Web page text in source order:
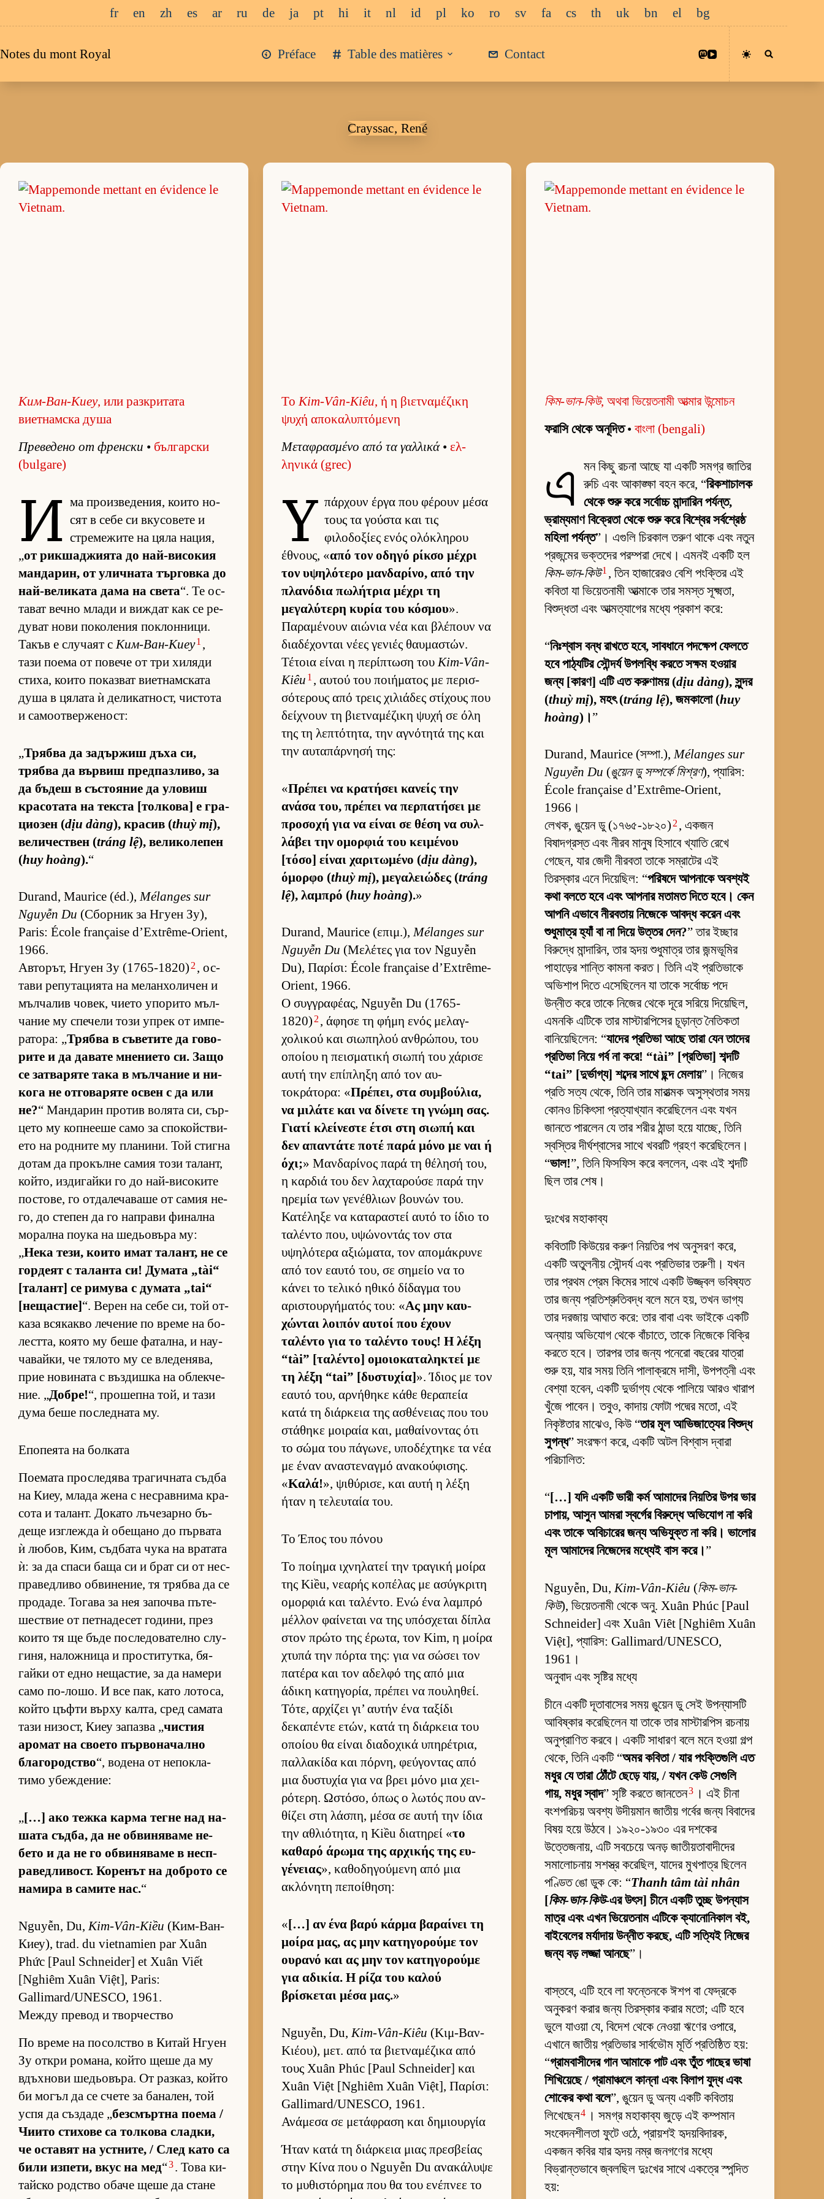
au
fr en zh es ar ru de ja pt hi it nl id pl ko ro sv fa cs th uk bn el bg
Notes du mont Royal Préface Table des matières Contact
Crayssac‚ René
Ким-Ван-Киеу, или разкритата
виетнамска душа
Пре­ве­дено от френ­ски • бъл­гар­ски
(bulgare)
И ма про­из­ве­де­ния, ко­ито но­
сят в себе си вку­со­вете и
стре­ме­жите на цяла на­ция,
„от рик­ша­джи­ята до най-ви­со­кия
ман­да­рин, от улич­ната тър­говка до
най-ве­ли­ката дама на света“. Те ос­
та­ват вечно млади и виж­дат как се ре­
ду­ват нови по­ко­ле­ния пок­лон­ни­ци.
Та­къв е слу­чаят сКим-Ван-Киеу1 ,
тази по­ема от по­вече от три хи­ляди
сти­ха, ко­ито по­каз­ват ви­ет­нам­с­ката
душа в ця­лата ѝ де­ли­кат­ност, чис­тота
и са­мо­от­вер­же­ност:
„Трябва да за­дър­жиш дъха си,
трябва да вър­виш пред­паз­ли­во, за
да бъ­деш в със­то­я­ние да уло­виш
кра­со­тата на тек­ста [тол­ко­ва] е гра­
ци­о­зен (dịu dàng), кра­сив (thuỳ mị),
ве­ли­чес­т­вен (tráng lệ), ве­ли­ко­ле­пен
(huy hoàng).“
Durand, Maurice (éd.),Mélanges sur
Nguyễn Du (Сбор­ник за Нгуен Зу),
Paris: École française d’Extrême-Orient,
1966.
Ав­то­рът, Нгуен Зу (1765-1820) 2 , ос­
тави ре­пу­та­ци­ята на ме­лан­хо­ли­чен и
мъл­ча­лив чо­век, чи­ето упо­рито мъл­
ча­ние му спе­чели този уп­рек от им­пе­
ра­то­ра: „Трябва в съ­ве­тите да го­во­
рите и да да­вате мне­ни­ето си. Защо
се зат­ва­ряте така в мъл­ча­ние и ни­
кога не от­го­ва­ряте ос­вен с да или
не?“ Ман­да­рин про­тив во­лята си, сър­
цето му коп­не­еше само за спо­койс­т­ви­
ето на род­ните му пла­ни­ни. Той стигна
до­там да про­кълне са­мия този та­лант,
кой­то, из­ди­гайки го до най-ви­со­ките
пос­то­ве, го от­да­ле­ча­ваше от са­мия не­
го, до сте­пен да го нап­рави фи­нална
мо­рална по­ука на ше­дьо­въра му:
„Нека те­зи, ко­ито имат та­лант, не се
гор­деят с та­ланта си! Ду­мата „tài“
[та­лант] се ри­мува с ду­мата „tai“
[не­щас­тие] “. Ве­рен на себе си, той от­
каза вся­какво ле­че­ние по време на бо­
лест­та, ко­ято му беше фа­тал­на, и на­у­
ча­вай­ки, че тя­лото му се вле­де­ня­ва,
прие но­ви­ната с въз­дишка на об­лек­че­
ние. „Добре!“, про­шепна той, и тази
дума беше пос­лед­ната му.
Епопеята на болката
По­е­мата прос­ле­дява тра­гич­ната съдба
на Ки­еу, млада жена с нес­рав­нима кра­
сота и та­лант. До­като лъ­че­зарно бъ­
деще из­г­лежда ѝ обе­щано до пър­вата
ѝ лю­бов, Ким, съд­бата чука на вра­тата
ѝ: за да спаси баща си и брат си от нес­
п­ра­вед­ливо об­ви­не­ние, тя трябва да се
про­да­де. То­гава за нея за­почва пъ­те­
шес­т­вие от пет­на­де­сет го­ди­ни, през
ко­ито тя ще бъде пос­ле­до­ва­телно слу­
ги­ня, на­лож­ница и прос­ти­тут­ка, бя­
гайки от едно не­щас­тие, за да на­мери
само по-ло­шо. И все пак, като ло­то­са,
който цъфти върху кал­та, сред са­мата
тази ни­зост, Киеу за­пазва „чис­тия
аро­мат на сво­ето пър­во­на­чално
бла­го­род­с­тво“, во­дена от не­пок­ла­
тимо убеж­де­ние:
„[…] ако тежка карма тегне над на­
шата съд­ба, да не об­ви­ня­ваме не­
бето и да не го об­ви­ня­ваме в нес­п­
ра­вед­ли­вост. Ко­ре­нът на доб­рото се
на­мира в са­мите нас.“
Nguyễn, Du, Kim-Vân-Kiều (Ким-Ван-
Ки­еу), trad. du vietnamien par Xuân
Phức [Paul Schneider] et Xuân Viết
[Nghiêm Xuân Việt], Paris:
Gallimard/UNESCO, 1961.
Между превод и творчество
По време на по­сол­с­тво в Ки­тай Нгуен
Зу от­кри ро­ма­на, който щеше да му
вдъх­нови ше­дьо­въ­ра. От раз­каз, който
би мо­гъл да се счете за ба­на­лен, той
успя да съз­даде „без­смър­тна по­ема /
Чи­ито сти­хове са тол­кова слад­ки,
че ос­та­вят на ус­т­ни­те, / След като са
били из­пе­ти, вкус на мед“3. Това ки­
тайско род­с­тво обаче щеше да стане
ΤοKim-Vân-Kiêu, ή η βιετναμέζικη
ψυχή αποκαλυπτόμενη
Μεταφρασμένο από τα γαλ­λικά•ελ­
ληνικά (grec)
Υ πάρ­χουν έργα που φέρουν μέσα
τους τα γού­στα και τις
φιλοδοξίες ενός ολόκληρου
έθνους, «από τον οδηγό ρίκσο μέχρι
τον υψηλότερο μαν­δαρίνο, από την
πλανόδια πωλήτρια μέχρι τη
μεγαλύτερη κυρία του κόσμου».
Παραμένουν αιώνια νέα και βλέπουν να
δια­δέχονται νέες γενιές θαυ­μαστών.
Τέτοια εί­ναι η περίπτωση τουKim-Vân-
Kiêu 1 , αυ­τού του ποι­ήματος με περισ­
σότερους από τρεις χιλιάδες στίχους που
δεί­χνουν τη βιετ­ναμέζικη ψυχή σε όλη
της τη λεπτότητα, την αγνότητά της και
την αυ­ταπάρ­νησή της:
«Πρέπει να κρατήσει κανείς την
ανάσα του, πρέπει να περ­πατήσει με
προσοχή για να εί­ναι σε θέση να συλ­
λάβει την ομορ­φιά του κει­μένου
[τόσο] εί­ναι χαριτωμένο (dịu dàng),
όμορφο (thuỳ mị), μεγαλειώδες (tráng
lệ), λαμπρό (huy hoàng).»
Durand, Maurice (επιμ.),Mélanges sur
Nguyễn Du (Μελέτες για τον Nguyễn
Du), Παρίσι: École française d’Extrême-
Orient, 1966.
Ο συγ­γραφέας, Nguyễn Du (1765-
1820) 2 , άφησε τη φήμη ενός μελαγ­
χολικού και σιω­πηλού αν­θρώπου, του
οποίου η πει­σματική σιωπή του χάρισε
αυτή την επίπληξη από τον αυ­
τοκράτορα: «Πρέπει, στα συμ­βού­λια,
να μιλάτε και να δίνετε τη γνώμη σας.
Γιατί κλεί­νεστε έτσι στη σιωπή και
δεν απαντάτε ποτέ παρά μόνο με ναι ή
όχι;» Μαν­δαρίνος παρά τη θέλησή του,
η καρ­διά του δεν λαχταρούσε παρά την
ηρεμία των γενέθλιων βου­νών του.
Κατέληξε να καταραστεί αυτό το ίδιο το
ταλέντο που, υψώνοντάς τον στα
υψηλότερα αξιώματα, τον απομάκρυνε
από τον εαυτό του, σε σημείο να το
κάνει το τελικό ηθικό δίδαγμα του
αριστουρ­γήματός του: «Ας μην καυ­
χώνται λοι­πόν αυ­τοί που έχουν
ταλέντο για το ταλέντο τους! Η λέξη
“tài” [ταλέντο] ομοιο­καταληκτεί με
τη λέξη “tai” [δυστυχία] ». Ίδιος με τον
εαυτό του, αρ­νήθηκε κάθε θεραπεία
κατά τη διάρ­κεια της ασθένειας που του
στάθηκε μοι­ραία και, μαθαί­νοντας ότι
το σώμα του πάγωνε, υποδέχτηκε τα νέα
με έναν αναστεναγμό ανακού­φισης.
«Καλά!», ψιθύρισε, και αυτή η λέξη
ήταν η τελευ­ταία του.
Το Έπος του πόνου
Το ποί­ημα ιχνηλατεί την τραγική μοίρα
της Kiều, νεαρής κοπέλας με ασύγκριτη
ομορ­φιά και ταλέντο. Ενώ ένα λαμπρό
μέλ­λον φαί­νεται να της υπόσχεται δίπλα
στον πρώτο της έρωτα, τον Kim, η μοίρα
χτυπά την πόρτα της: για να σώσει τον
πατέρα και τον αδελφό της από μια
άδικη κατηγορία, πρέπει να που­ληθεί.
Τότε, αρ­χίζει γι’ αυ­τήν ένα ταξίδι
δεκαπέντε ετών, κατά τη διάρ­κεια του
οποίου θα εί­ναι δια­δοχικά υπηρέτρια,
παλ­λακίδα και πόρ­νη, φεύ­γοντας από
μια δυστυχία για να βρει μόνο μια χει­
ρότερη. Ωστόσο, όπως ο λωτός που αν­
θίζει στη λάσπη, μέσα σε αυτή την ίδια
την αθλιότητα, η Kiều δια­τηρεί «το
καθαρό άρωμα της αρ­χικής της ευ­
γένειας», καθοδηγού­μενη από μια
ακλόνητη πεποί­θηση:
«[…] αν ένα βαρύ κάρμα βαραί­νει τη
μοίρα μας, ας μην κατηγορούμε τον
ου­ρανό και ας μην τον κατηγορούμε
για αδικία. Η ρίζα του καλού
βρίσκεται μέσα μας.»
Nguyễn, Du, Kim-Vân-Kiêu (Κιμ-Βαν-
Κιέου), μετ. από τα βιετ­ναμέζικα από
τους Xuân Phúc [Paul Schneider] και
Xuân Việt [Nghiêm Xuân Việt], Παρίσι:
Gallimard/UNESCO, 1961.
Ανάμεσα σε μετάφραση και δημιουργία
Ήταν κατά τη διάρ­κεια μιας πρεσβείας
στην Κίνα που ο Nguyễn Du ανακάλυψε
το μυθιστόρημα που θα του ενέπνεε το
কিম-ভান-কিউ, অথবা ভিয়েতনামী আত্মার উন্মোচন
ফরাসি থেকে অনূদিত•বাংলা (bengali)
এ
মন কিছু রচনা আছে যা একটি সমগ্র জাতির
রুচি এবং আকাঙ্ক্ষা বহন করে, “রিকশাচালক
থেকে শুরু করে সর্বোচ্চ মান্দারিন পর্যন্ত,
ভ্রাম্যমাণ বিক্রেতা থেকে শুরু করে বিশ্বের সর্বশ্রেষ্ঠ
মহিলা পর্যন্ত”। এগুলি চিরকাল তরুণ থাকে এবং নতুন
প্রজন্মের ভক্তদের পরম্পরা দেখে। এমনই একটি হল
কিম-ভান-কিউ1 , তিন হাজারেরও বেশি পংক্তির এই
কবিতা যা ভিয়েতনামী আত্মাকে তার সমস্ত সূক্ষ্মতা,
বিশুদ্ধতা এবং আত্মত্যাগের মধ্যে প্রকাশ করে:
“নিঃশ্বাস বন্ধ রাখতে হবে, সাবধানে পদক্ষেপ ফেলতে
হবে পাঠ্যটির সৌন্দর্য উপলব্ধি করতে সক্ষম হওয়ার
জন্য [কারণ] এটি এত করুণাময় (dịu dàng), সুন্দর
(thuỳ mị), মহৎ (tráng lệ), জমকালো (huy
hoàng)।”
Durand, Maurice (সম্পা.),Mélanges sur
Nguyễn Du (ঙুয়েন ডু সম্পর্কে মিশ্রণ), প্যারিস:
École française d’Extrême-Orient,
1966।
লেখক, ঙুয়েন ডু (১৭৬৫-১৮২০) 2 , একজন
বিষাদগ্রস্ত এবং নীরব মানুষ হিসাবে খ্যাতি রেখে
গেছেন, যার জেদী নীরবতা তাকে সম্রাটের এই
তিরস্কার এনে দিয়েছিল: “পরিষদে আপনাকে অবশ্যই
কথা বলতে হবে এবং আপনার মতামত দিতে হবে। কেন
আপনি এভাবে নীরবতায় নিজেকে আবদ্ধ করেন এবং
শুধুমাত্র হ্যাঁ বা না দিয়ে উত্তর দেন?” তার ইচ্ছার
বিরুদ্ধে মান্দারিন, তার হৃদয় শুধুমাত্র তার জন্মভূমির
পাহাড়ের শান্তি কামনা করত। তিনি এই প্রতিভাকে
অভিশাপ দিতে এসেছিলেন যা তাকে সর্বোচ্চ পদে
উন্নীত করে তাকে নিজের থেকে দূরে সরিয়ে দিয়েছিল,
এমনকি এটিকে তার মাস্টারপিসের চূড়ান্ত নৈতিকতা
বানিয়েছিলেন: “যাদের প্রতিভা আছে তারা যেন তাদের
প্রতিভা নিয়ে গর্ব না করে! “tài” [প্রতিভা] শব্দটি
“tai” [দুর্ভাগ্য] শব্দের সাথে ছন্দ মেলায়”। নিজের
প্রতি সত্য থেকে, তিনি তার মারাত্মক অসুস্থতার সময়
কোনও চিকিৎসা প্রত্যাখ্যান করেছিলেন এবং যখন
জানতে পারলেন যে তার শরীর ঠান্ডা হয়ে যাচ্ছে, তিনি
স্বস্তির দীর্ঘশ্বাসের সাথে খবরটি গ্রহণ করেছিলেন।
“ভাল!”, তিনি ফিসফিস করে বললেন, এবং এই শব্দটি
ছিল তার শেষ।
দুঃখের মহাকাব্য
কবিতাটি কিউয়ের করুণ নিয়তির পথ অনুসরণ করে,
একটি অতুলনীয় সৌন্দর্য এবং প্রতিভার তরুণী। যখন
তার প্রথম প্রেম কিমের সাথে একটি উজ্জ্বল ভবিষ্যত
তার জন্য প্রতিশ্রুতিবদ্ধ বলে মনে হয়, তখন ভাগ্য
তার দরজায় আঘাত করে: তার বাবা এবং ভাইকে একটি
অন্যায় অভিযোগ থেকে বাঁচাতে, তাকে নিজেকে বিক্রি
করতে হবে। তারপর তার জন্য পনেরো বছরের যাত্রা
শুরু হয়, যার সময় তিনি পালাক্রমে দাসী, উপপত্নী এবং
বেশ্যা হবেন, একটি দুর্ভাগ্য থেকে পালিয়ে আরও খারাপ
খুঁজে পাবেন। তবুও, কাদায় ফোটা পদ্মের মতো, এই
নিকৃষ্টতার মাঝেও, কিউ “তার মূল আভিজাত্যের বিশুদ্ধ
সুগন্ধ” সংরক্ষণ করে, একটি অটল বিশ্বাস দ্বারা
পরিচালিত:
“[…] যদি একটি ভারী কর্ম আমাদের নিয়তির উপর ভার
চাপায়, আসুন আমরা স্বর্গের বিরুদ্ধে অভিযোগ না করি
এবং তাকে অবিচারের জন্য অভিযুক্ত না করি। ভালোর
মূল আমাদের নিজেদের মধ্যেই বাস করে।”
Nguyễn, Du, Kim-Vân-Kiêu (কিম-ভান-
কিউ), ভিয়েতনামী থেকে অনু. Xuân Phúc [Paul
Schneider] এবং Xuân Viêt [Nghiêm Xuân
Việt], প্যারিস: Gallimard/UNESCO,
1961।
অনুবাদ এবং সৃষ্টির মধ্যে
চীনে একটি দূতাবাসের সময় ঙুয়েন ডু সেই উপন্যাসটি
আবিষ্কার করেছিলেন যা তাকে তার মাস্টারপিস রচনায়
অনুপ্রাণিত করবে। একটি সাধারণ বলে মনে হওয়া গল্প
থেকে, তিনি একটি “অমর কবিতা / যার পংক্তিগুলি এত
মধুর যে তারা ঠোঁটে ছেড়ে যায়, / যখন কেউ সেগুলি
গায়, মধুর স্বাদ” সৃষ্টি করতে জানতেন3 । এই চীনা
বংশপরিচয় অবশ্য উদীয়মান জাতীয় গর্বের জন্য বিবাদের
বিষয় হয়ে উঠবে। ১৯২০-১৯৩০ এর দশকের
উত্তেজনায়, এটি সবচেয়ে অনড় জাতীয়তাবাদীদের
সমালোচনায় সশস্ত্র করেছিল, যাদের মুখপাত্র ছিলেন
পণ্ডিত ঙো ডুক কে: “Thanh tâm tài nhân
[কিম-ভান-কিউ-এর উৎস] চীনে একটি তুচ্ছ উপন্যাস
মাত্র এবং এখন ভিয়েতনাম এটিকে ক্যানোনিকাল বই,
বাইবেলের মর্যাদায় উন্নীত করছে, এটি সত্যিই নিজের
জন্য বড় লজ্জা আনছে”।
বাস্তবে, এটি হবে লা ফন্তেনকে ঈশপ বা ফেদ্রকে
অনুকরণ করার জন্য তিরস্কার করার মতো; এটি হবে
ভুলে যাওয়া যে, বিদেশ থেকে নেওয়া ঋণের ওপারে,
এখানে জাতীয় প্রতিভার সার্বভৌম মূর্তি প্রতিষ্ঠিত হয়:
“গ্রামবাসীদের গান আমাকে পাট এবং তুঁত গাছের ভাষা
শিখিয়েছে / গ্রামাঞ্চলে কান্না এবং বিলাপ যুদ্ধ এবং
শোকের কথা বলে”, ঙুয়েন ডু অন্য একটি কবিতায়
লিখেছেন4 । সমগ্র মহাকাব্য জুড়ে এই কম্পমান
সংবেদনশীলতা ফুটে ওঠে, প্রায়শই হৃদয়বিদারক,
একজন কবির যার হৃদয় নম্র জনগণের মধ্যে
বিভ্রান্তভাবে জ্বলছিল দুঃখের সাথে একত্রে স্পন্দিত
হয়: